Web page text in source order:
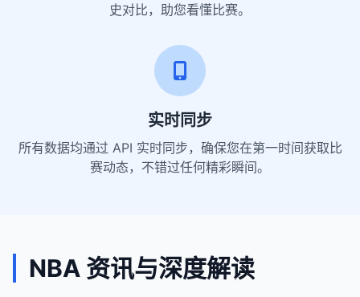
史对比，助您看懂比赛。
实时同步
所有数据均通过 API 实时同步，确保您在第一时间获取比
赛动态，不错过任何精彩瞬间。
NBA 资讯与深度解读